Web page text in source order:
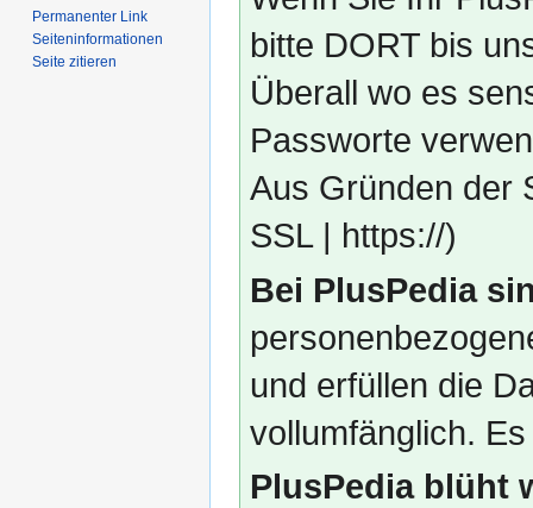
bitte DORT bis
Überall wo es
Passworte
Aus Gründen der
SSL | https://)
Bei PlusPedia
und erfüllen die
vollumfänglich.
PlusPedia blüht
Permanenter Link
Seiten­­informationen
Seite zitieren